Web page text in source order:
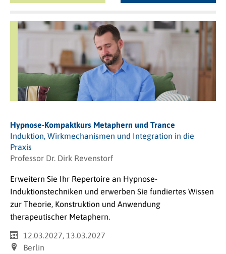
Hypnose-Kompaktkurs Metaphern und Trance
Induktion, Wirkmechanismen und Integration in die
Praxis
Professor Dr. Dirk Revenstorf
Erweitern Sie Ihr Repertoire an Hypnose-
Induktionstechniken und erwerben Sie fundiertes Wissen
zur Theorie, Konstruktion und Anwendung
therapeutischer Metaphern.
12.03.2027, 13.03.2027
Berlin